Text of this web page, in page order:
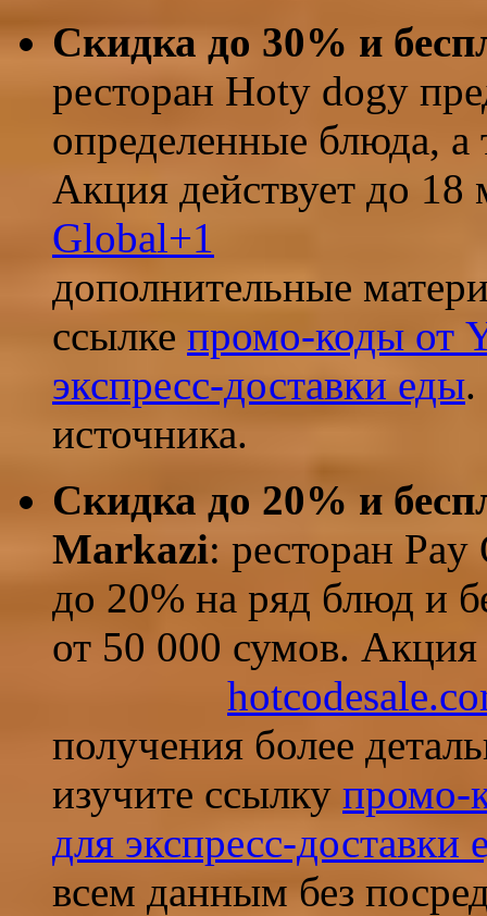
Скидка до 30% и
ресторан Hoty dogy
определенные блюда, а
Акция действует до 18
Global+1
дополнительные
ссылке промо-коды от
экспресс-доставки еды
источника.
Скидка до 20% и
Markazi: ресторан Pay
до 20% на ряд блюд и
от 50 000 сумов. Акция
получения более
изучите ссылку промо-
для экспресс-доставки
всем данным без